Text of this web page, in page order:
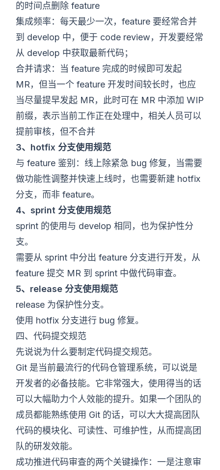
的时间点删除 feature
集成频率：每天最少一次，feature 要经常合并
到 develop 中，便于 code review，开发要经常
从 develop 中获取最新代码；
合并请求：当 feature 完成的时候即可发起
MR，但当一个 feature 开发时间较长时，也应
当尽量提早发起 MR，此时可在 MR 中添加 WIP
前缀，表示当前工作正在处理中，相关人员可以
提前审核，但不合并
3、hotfix 分支使用规范
与 feature 鉴别：线上除紧急 bug 修复，当需要
做功能性调整并快速上线时，也需要新建 hotfix
分支，而非 feature。
4、sprint 分支使用规范
sprint 的使用与 develop 相同，也为保护性分
支。
需要从 sprint 中分出 feature 分支进行开发，从
feature 提交 MR 到 sprint 中做代码审查。
5、release 分支使用规范
release 为保护性分支。
使用 hotfix 分支进行 bug 修复。
四、代码提交规范
先说说为什么要制定代码提交规范。
Git 是当前最流行的代码仓管理系统，可以说是
开发者的必备技能。它非常强大，使用得当的话
可以大幅助力个人效能的提升。如果一个团队的
成员都能熟练使用 Git 的话，可以大大提高团队
代码的模块化、可读性、可维护性，从而提高团
队的研发效能。
成功推进代码审查的两个关键操作：一是注意审